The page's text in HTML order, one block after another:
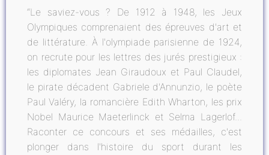
“Le saviez-vous ? De 1912 à 1948, les Jeux
Olympiques comprenaient des épreuves d'art et
de littérature. À l'olympiade parisienne de 1924,
on recrute pour les lettres des jurés prestigieux :
les diplomates Jean Giraudoux et Paul Claudel,
le pirate décadent Gabriele d'Annunzio, le poète
Paul Valéry, la romancière Edith Wharton, les prix
Nobel Maurice Maeterlinck et Selma Lagerlof...
Raconter ce concours et ses médailles, c'est
plonger dans l'histoire du sport durant les